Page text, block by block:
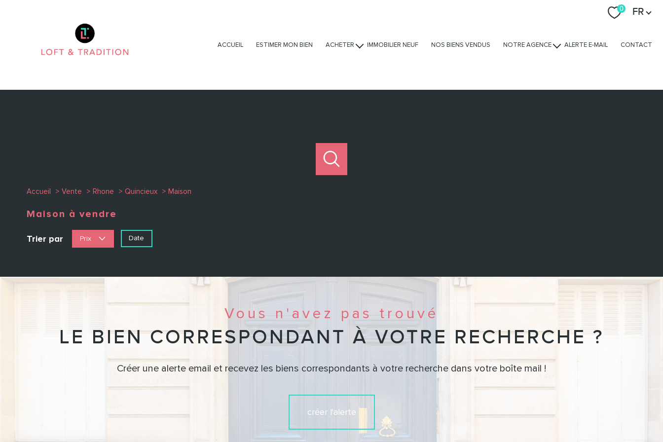
0 Langue
FR
ACCUEIL ESTIMER MON BIEN ACHETER IMMOBILIER NEUF NOS BIENS VENDUS NOTRE AGENCE ALERTE E-MAIL CONTACT
Accueil Vente Rhone Quincieux Maison
Maison à vendre
Trier par Prix Date
Vous n'avez pas trouvé
LE BIEN CORRESPONDANT À VOTRE RECHERCHE ?
Créer une alerte email et recevez les biens correspondants à votre recherche dans votre boîte mail !
créer l'alerte